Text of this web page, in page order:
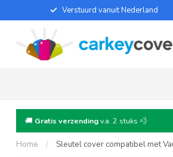
Verstuurd vanuit Nederland
🚚 Gratis verzendingv.a. 2 stuks 💨
Home / Sleutel cover compatibel met